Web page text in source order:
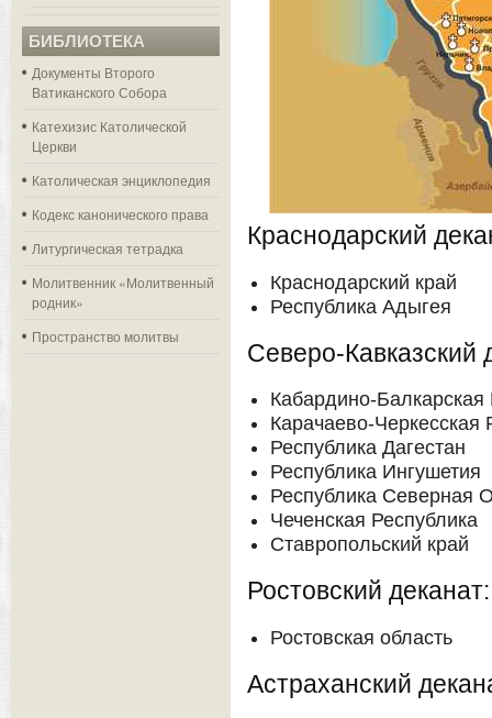
БИБЛИОТЕКА
Документы Второго
Ватиканского Собора
Катехизис Католической
Церкви
Католическая энциклопедия
Кодекс канонического права
Литургическая тетрадка
Молитвенник «Молитвенный
родник»
Пространство молитвы
Краснодарский
Краснодарский край
Республика Адыгея
Северо-Кавказский
Кабардино-Балкарская
Карачаево-Черкесская
Республика Дагестан
Республика Ингушетия
Республика Северная
Чеченская Республика
Ставропольский край
Ростовский деканат:
Ростовская область
Астраханский